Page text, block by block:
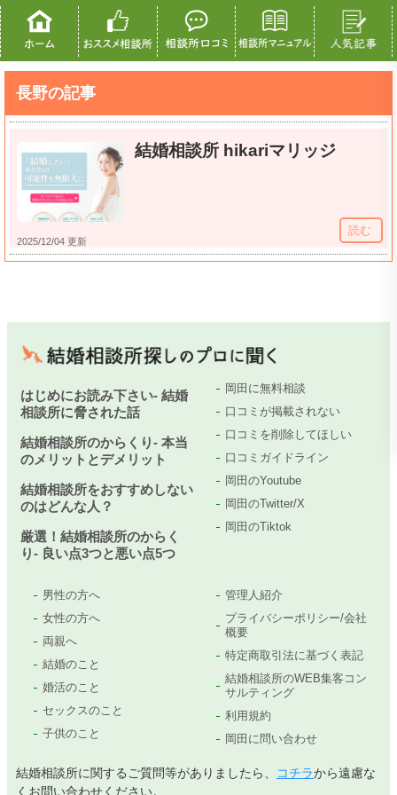
長野の記事
2025/12/04 更新
結婚相談所 hikariマリッジ
読む
はじめにお読み下さい- 結婚
相談所に脅された話
結婚相談所のからくり- 本当
のメリットとデメリット
結婚相談所をおすすめしない
のはどんな人？
厳選！結婚相談所のからく
り- 良い点3つと悪い点5つ
岡田に無料相談
口コミが掲載されない
口コミを削除してほしい
口コミガイドライン
岡田のYoutube
岡田のTwitter/X
岡田のTiktok
男性の方へ
女性の方へ
両親へ
結婚のこと
婚活のこと
セックスのこと
子供のこと
管理人紹介
プライバシーポリシー/会社
概要
特定商取引法に基づく表記
結婚相談所のWEB集客コン
サルティング
利用規約
岡田に問い合わせ
結婚相談所に関するご質問等がありましたら、 コチラから遠慮な
くお問い合わせください。